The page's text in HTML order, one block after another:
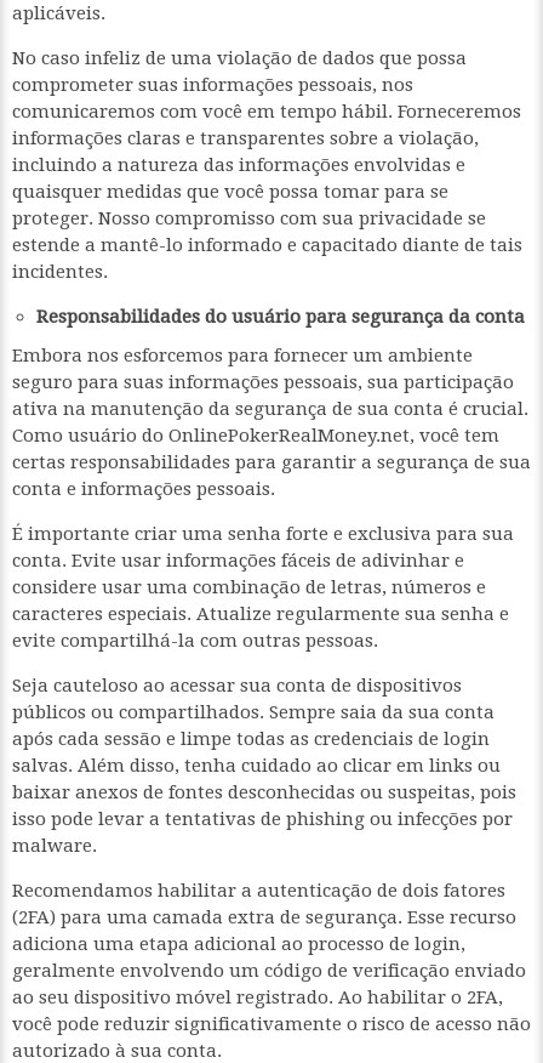
aplicáveis.
No caso infeliz de uma violação de dados que possa
comprometer suas informações pessoais, nos
comunicaremos com você em tempo hábil. Forneceremos
informações claras e transparentes sobre a violação,
incluindo a natureza das informações envolvidas e
quaisquer medidas que você possa tomar para se
proteger. Nosso compromisso com sua privacidade se
estende a mantê-lo informado e capacitado diante de tais
incidentes.
Responsabilidades do usuário para segurança da conta
Embora nos esforcemos para fornecer um ambiente
seguro para suas informações pessoais, sua participação
ativa na manutenção da segurança de sua conta é crucial.
Como usuário do OnlinePokerRealMoney.net, você tem
certas responsabilidades para garantir a segurança de sua
conta e informações pessoais.
É importante criar uma senha forte e exclusiva para sua
conta. Evite usar informações fáceis de adivinhar e
considere usar uma combinação de letras, números e
caracteres especiais. Atualize regularmente sua senha e
evite compartilhá-la com outras pessoas.
Seja cauteloso ao acessar sua conta de dispositivos
públicos ou compartilhados. Sempre saia da sua conta
após cada sessão e limpe todas as credenciais de login
salvas. Além disso, tenha cuidado ao clicar em links ou
baixar anexos de fontes desconhecidas ou suspeitas, pois
isso pode levar a tentativas de phishing ou infecções por
malware.
Recomendamos habilitar a autenticação de dois fatores
(2FA) para uma camada extra de segurança. Esse recurso
adiciona uma etapa adicional ao processo de login,
geralmente envolvendo um código de verificação enviado
ao seu dispositivo móvel registrado. Ao habilitar o 2FA,
você pode reduzir significativamente o risco de acesso não
autorizado à sua conta.